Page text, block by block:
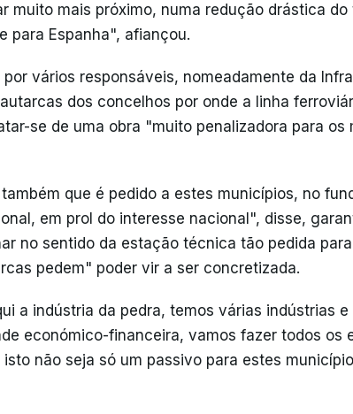
muito mais próximo, numa redução drástica
para Espanha", afiançou.
vários responsáveis, nomeadamente da
dos concelhos por onde a linha
se de uma obra "muito penalizadora para os
que é pedido a estes municípios, no
em prol do interesse nacional", disse,
no sentido da estação técnica tão pedida
pedem" poder vir a ser concretizada.
a indústria da pedra, temos várias indústrias
económico-financeira, vamos fazer todos os
não seja só um passivo para estes